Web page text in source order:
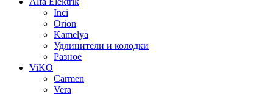
Inci
Orion
Kamelya
Удлинители и колодки
Разное
ViKO
Carmen
Vera